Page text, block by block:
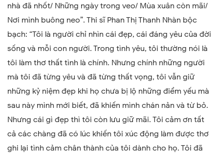
nhà đã nhốt/ Những ngày trong veo/ Mùa xuân còn mãi/
Nơi mình buông neo”. Thi sĩ Phan Thị Thanh Nhàn bộc
bạch: “Tôi là người chỉ nhìn cái đẹp, cái đáng yêu của đời
sống và mỗi con người. Trong tình yêu, tôi thường nói là
tôi làm thơ thất tình là chính. Nhưng chính những người
mà tôi đã từng yêu và đã từng thất vọng, tôi vẫn giữ
những kỷ niệm đẹp khi họ chưa bị lộ những điểm yếu mà
sau này mình mới biết, đã khiến mình chán nản và từ bỏ.
Nhưng cái gì đẹp thì tôi còn lưu giữ mãi. Tôi cảm ơn tất
cả các chàng đã có lúc khiến tôi xúc động làm được thơ
ghi lại tình cảm chân thành của tôi dành cho họ. Tôi đã